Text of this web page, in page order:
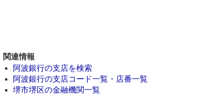
関連情報
阿波銀行の支店を検索
阿波銀行の支店コード一覧・店番一覧
堺市堺区の金融機関一覧